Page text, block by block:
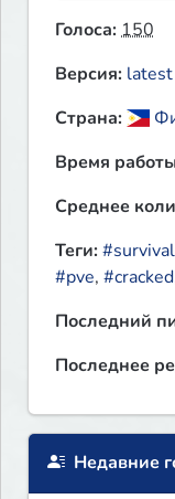
Голоса:150
Версия: latest
Страна:
Время
Среднее
Теги:#survival
#pve, #cracked
Последний
Последнее
Недавние